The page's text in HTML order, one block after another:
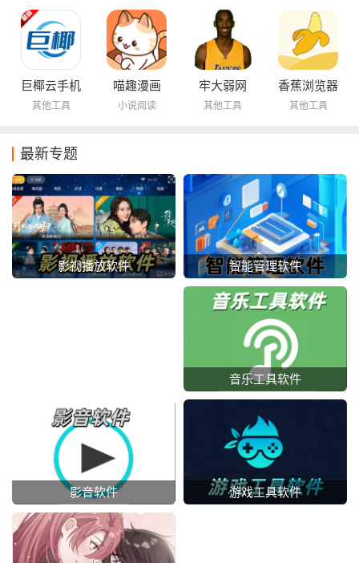
巨椰云手机
其他工具
喵趣漫画
小说阅读
牢大弱网
其他工具
香蕉浏览器
其他工具
最新专题
影视播放软件 智能管理软件
音乐工具软件
影音软件 游戏工具软件